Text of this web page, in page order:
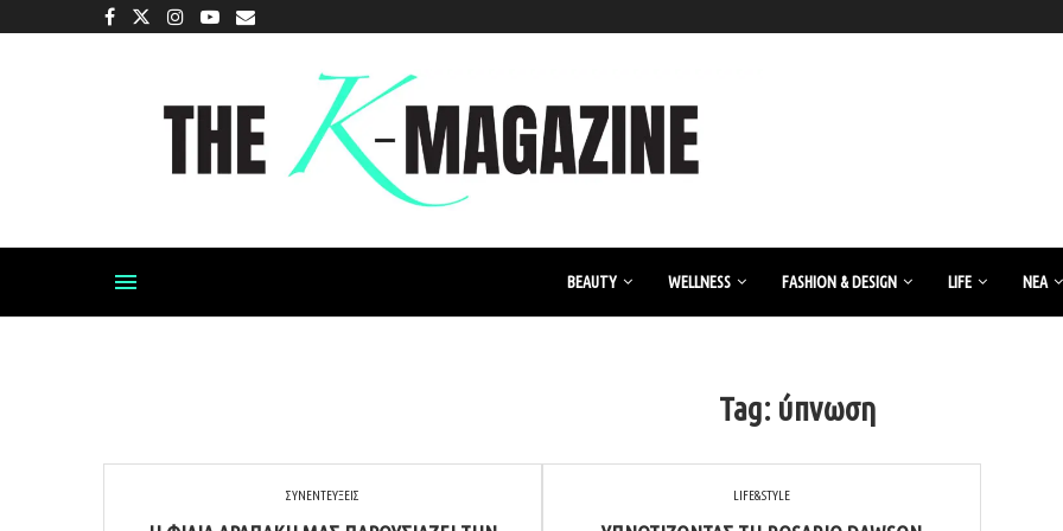
BEAUTY WELLNESS FASHION & DESIGN LIFE ΝΈΑ
Tag: ύπνωση
ΣΥΝΕΝΤΕΥΞΕΙΣ LIFE&STYLE